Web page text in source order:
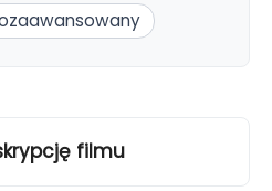
filmu